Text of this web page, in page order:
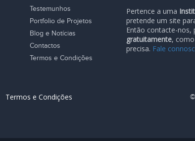
Testemunhos
Portfolio de Projetos
Blog e Notícias
Contactos
Termos e Condições
Pertence a uma
pretende um site
Então contacte-nos,
gratuitamente,
precisa. Fale
Termos e Condições